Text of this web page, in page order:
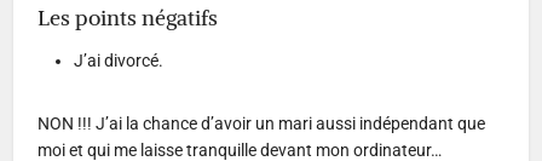
Les points négatifs
J’ai divorcé.
NON !!! J’ai la chance d’avoir un mari aussi indépendant que
moi et qui me laisse tranquille devant mon ordinateur…